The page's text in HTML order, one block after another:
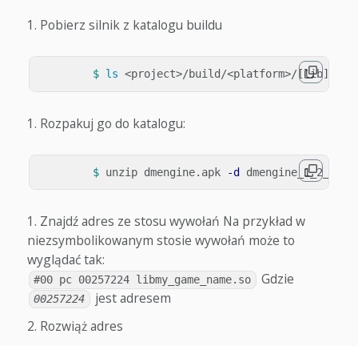
Pobierz silnik z katalogu buildu
$ ls
Rozpakuj go do katalogu:
$ unzip dmengine.apk -d
Znajdź adres ze stosu wywołań Na przykład w
niezsymbolikowanym stosie wywołań może to
wyglądać tak:
#00 pc 00257224 libmy_game_name.so Gdzie
00257224
jest adresem
Rozwiąż adres